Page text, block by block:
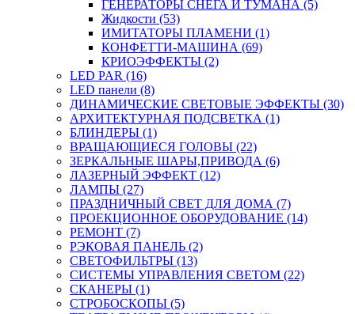
ГЕНЕРАТОРЫ СНЕГА И ТУМАНА (5)
Жидкости (53)
ИМИТАТОРЫ ПЛАМЕНИ (1)
КОНФЕТТИ-МАШИНА (69)
КРИОЭФФЕКТЫ (2)
LED PAR (16)
LED панели (8)
ДИНАМИЧЕСКИЕ СВЕТОВЫЕ ЭФФЕКТЫ (30)
АРХИТЕКТУРНАЯ ПОДСВЕТКА (1)
БЛИНДЕРЫ (1)
ВРАЩАЮЩИЕСЯ ГОЛОВЫ (22)
ЗЕРКАЛЬНЫЕ ШАРЫ,ПРИВОДА (6)
ЛАЗЕРНЫЙ ЭФФЕКТ (12)
ЛАМПЫ (27)
ПРАЗДНИЧНЫЙ СВЕТ ДЛЯ ДОМА (7)
ПРОЕКЦИОННОЕ ОБОРУДОВАНИЕ (14)
РЕМОНТ (7)
РЭКОВАЯ ПАНЕЛЬ (2)
СВЕТОФИЛЬТРЫ (13)
СИСТЕМЫ УПРАВЛЕНИЯ СВЕТОМ (22)
СКАНЕРЫ (1)
СТРОБОСКОПЫ (5)